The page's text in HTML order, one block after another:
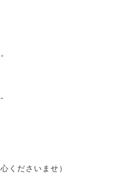
くださいませ）